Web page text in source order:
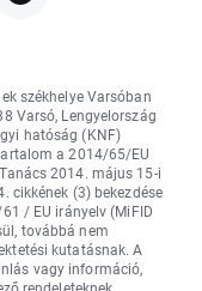
székhelye Varsóban
Varsó, Lengyelország
hatóság (KNF)
a 2014/65/EU
2014. május 15-i
cikkének (3) bekezdése
/ EU irányelv (MiFID
továbbá nem
kutatásnak. A
vagy információ,